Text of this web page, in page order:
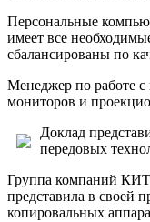
Персональные
имеет все
сбалансированы по
Менеджер по работе
мониторов и
Доклад
передовых
Группа компаний
представила в своей
копировальных